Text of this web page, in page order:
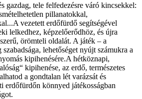
gazdag, tele felfedezésre váró kincsekkel:
pillanatokkal,
vezetett erdőfürdő segítségével
lelkedhez, képzelőerődhöz, és újra
örömteli oldalát. A játék – a
lehetőséget nyújt számukra a
kipihenésére.A hétköznapi,
kipihenése, az erdő, természetes
a gondtalan lét varázsát és
erdőfürdőn könnyed játékosságban